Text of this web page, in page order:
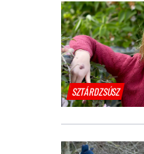
SZTÁRDZSÚSZ